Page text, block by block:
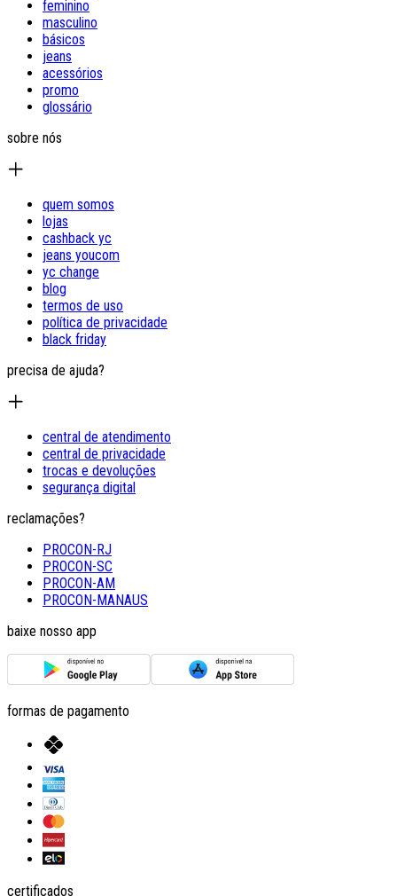
feminino
masculino
básicos
jeans
acessórios
promo
glossário
sobre nós
quem somos
lojas
cashback yc
jeans youcom
yc change
blog
termos de uso
política de privacidade
black friday
precisa de ajuda?
central de atendimento
central de privacidade
trocas e devoluções
segurança digital
reclamações?
PROCON-RJ
PROCON-SC
PROCON-AM
PROCON-MANAUS
baixe nosso app
formas de pagamento
certificados